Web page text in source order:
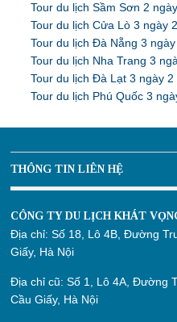
Tour du lịch Sầm Sơn 2
Tour du lịch Cửa Lò 3 ngày
Tour du lịch Đà Nẵng 3
Tour du lịch Nha Trang 3
Tour du lịch Đà Lạt 3 ngày 2
Tour du lịch Phú Quốc 3
THÔNG TIN LIÊN HỆ
CÔNG TY DU LỊCH KHÁT
Địa chỉ:Số 18, Lô 4B, Đường
Giấy, Hà Nội
Địa chỉ cũ:Số 1, Lô 4A, Đường
Cầu Giấy, Hà Nội